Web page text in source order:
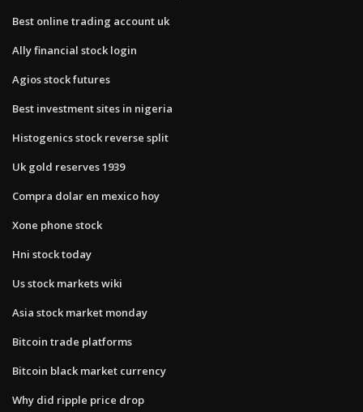
Best online trading account uk
Ally financial stock login
Agios stock futures
Best investment sites in nigeria
Histogenics stock reverse split
Uk gold reserves 1939
Compra dolar en mexico hoy
Xone phone stock
Hni stock today
Us stock markets wiki
Asia stock market monday
Bitcoin trade platforms
Bitcoin black market currency
Why did ripple price drop